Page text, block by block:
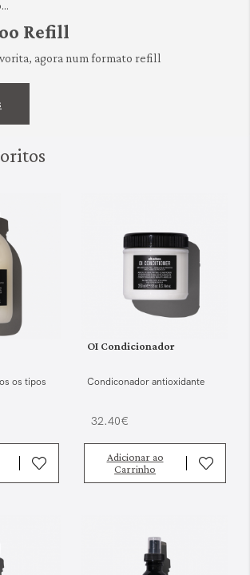
Refill
agora num formato refill
os tipos
OI Condicionador
Condiconador antioxidante
32.40€
Adicionar ao
Carrinho